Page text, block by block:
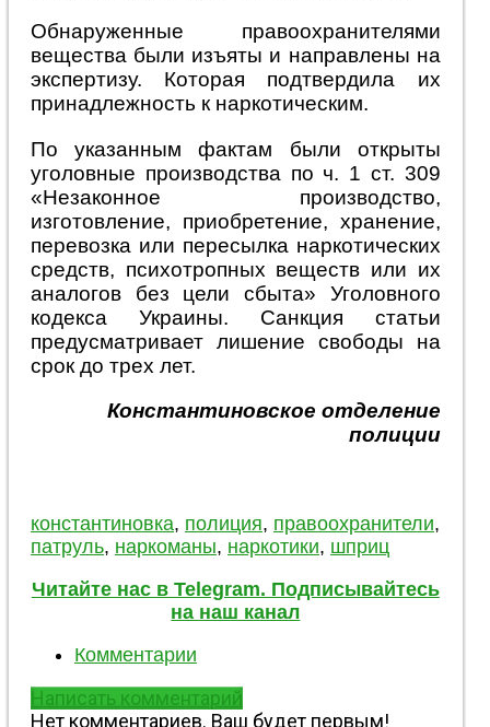
Обнаруженные правоохранителями
вещества были изъяты и направлены на
экспертизу. Которая подтвердила их
принадлежность к наркотическим.
По указанным фактам были открыты
уголовные производства по ч. 1 ст. 309
«Незаконное производство,
изготовление, приобретение, хранение,
перевозка или пересылка наркотических
средств, психотропных веществ или их
аналогов без цели сбыта» Уголовного
кодекса Украины. Санкция статьи
предусматривает лишение свободы на
срок до трех лет.
Константиновское отделение
полиции
константиновка, полиция, правоохранители,
патруль, наркоманы, наркотики, шприц
Читайте нас в Telegram. Подписывайтесь
на наш канал
Комментарии
Написать комментарий
Нет комментариев. Ваш будет первым!